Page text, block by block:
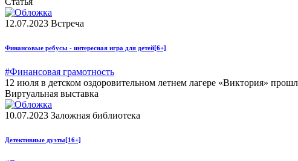
12.07.2023 Встреча
Финансовые ребусы - интересная игра для детей[6+]
#Финансовая грамотность
12 июля в детском оздоровительном летнем лагере «Виктория»
Виртуальная выставка
10.07.2023 Заложная библиотека
Детективные дуэты[16+]